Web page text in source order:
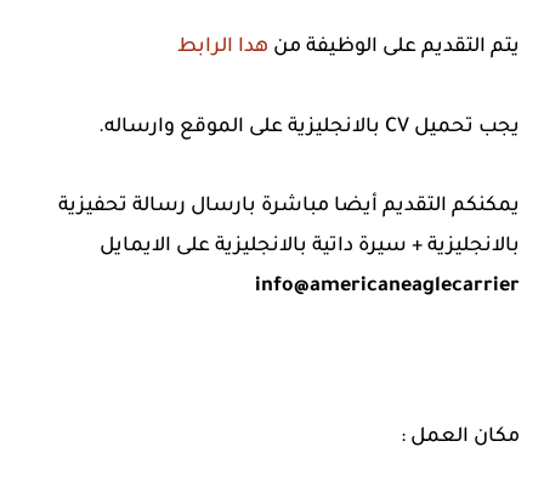
يتم التقديم على الوظيفة من هدا الرابط
يجب تحميل CV بالانجليزية على الموقع وارساله.
يمكنكم التقديم أيضا مباشرة بارسال رسالة تحفيزية
بالانجليزية + سيرة داتية بالانجليزية على الايمايل
info@americaneaglecarrier
مكان العمل :